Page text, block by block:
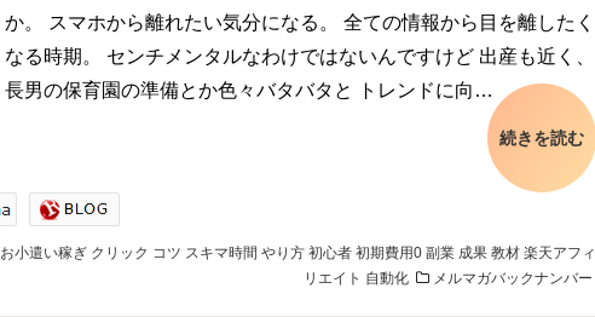
か。 スマホから離れたい気分になる。 全ての情報から目を離したく
なる時期。 センチメンタルなわけではないんですけど 出産も近く、
長男の保育園の準備とか色々バタバタと トレンドに向…
続きを読む
お小遣い稼ぎ クリック コツ スキマ時間 やり方 初心者 初期費用0 副業 成果 教材 楽天アフィ
リエイト 自動化 メルマガバックナンバー